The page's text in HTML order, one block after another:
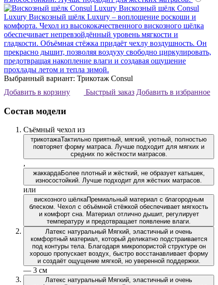
Вискозный шёлк Consul
Luxury Вискозный шёлк Luxury – воплощение роскоши и
комфорта. Чехол из высококачественного вискозного шёлка
обеспечивает непревзойдённый уровень мягкости и
гладкости. Объёмная стёжка придаёт чехлу воздушность. Он
прекрасно дышит, позволяя воздуху свободно циркулировать,
предотвращая накопление влаги и создавая ощущение
прохлады летом и тепла зимой.
Выбранный вариант: Трикотаж Consul
Добавить в корзину
Быстрый заказ Добавить в избранное
Состав модели
Съёмный чехол из
трикотажаТактильно приятный, мягкий, уютный, полностью
повторяет форму матраса. Лучше подходит для мягких и
средних по жёсткости матрасов.
,
жаккардаБолее плотный и жёсткий, не образует катышек,
износостойкий. Лучше подходит для жёстких матрасов.
или
вискозного шёлкаПремиальный материал с благородным
блеском. Чехол с объёмной стёжкой обеспечивает мягкость
и комфорт сна. Материал отлично дышит, регулирует
температуру и предотвращает появление влаги.
Латекс натуральный Мягкий, эластичный и очень
комфортный материал, который деликатно подстраивается
под контуры тела. Благодаря микропористой структуре он
хорошо пропускает воздух, быстро восстанавливает форму
и создаёт ощущение мягкой, но уверенной поддержки.
— 3 см
Латекс натуральный Мягкий, эластичный и очень